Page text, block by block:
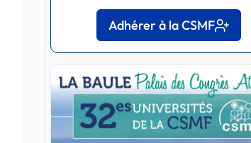
Adhérer à la CSMF